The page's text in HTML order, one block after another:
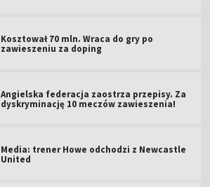
Kosztował 70 mln. Wraca do gry po
zawieszeniu za doping
Angielska federacja zaostrza przepisy. Za
dyskryminację 10 meczów zawieszenia!
Media: trener Howe odchodzi z Newcastle
United